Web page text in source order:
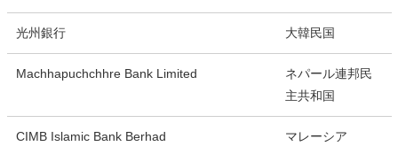
光州銀行 大韓民国
Machhapuchchhre Bank Limited
ネパール連邦民
主共和国
CIMB Islamic Bank Berhad マレーシア